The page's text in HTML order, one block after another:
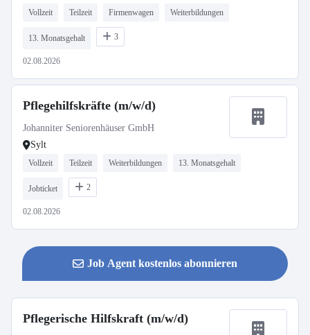
Vollzeit Teilzeit Firmenwagen Weiterbildungen
13. Monatsgehalt 3
02.08.2026
Pflegehilfskräfte (m/w/d)
Johanniter Seniorenhäuser GmbH
Sylt
Vollzeit Teilzeit Weiterbildungen 13. Monatsgehalt
Jobticket 2
02.08.2026
Job Agent kostenlos abonnieren
Pflegerische Hilfskraft (m/w/d)